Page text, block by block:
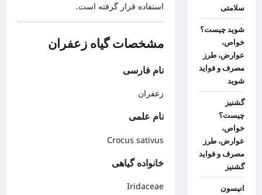
استفاده قرار گرفته است.
مشخصات گیاه زعفران
نام فارسی
زعفران
نام علمی
Crocus sativus
خانواده گیاهی
Iridaceae
سلامتی
شوید چیست؟
خواص،
عوارض، طرز
مصرف و فواید
شوید
گشنیز
چیست؟
خواص،
عوارض، طرز
مصرف و فواید
گشنیز
انیسون